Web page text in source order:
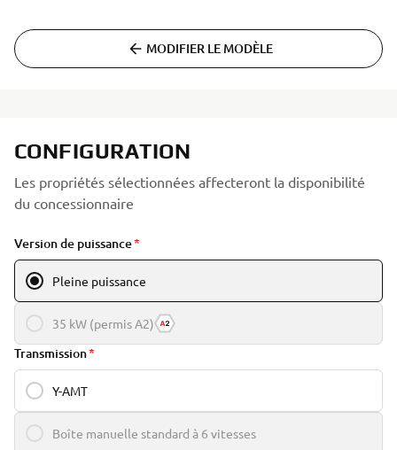
CONFIGURATION
Les propriétés sélectionnées affecteront la disponibilité
du concessionnaire
Version de puissance
Pleine puissance
35 kW (permis A2)
Transmission
Y-AMT
Boîte manuelle standard à 6 vitesses
MODIFIER LE MODÈLE